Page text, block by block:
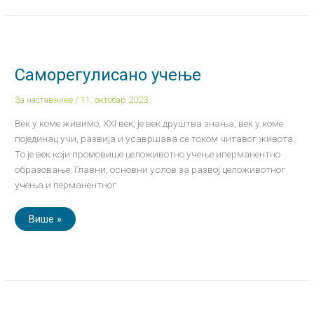
Саморегулисано учење
За наставнике /11. октобар 2023.
Век у коме живимо, XXI век, је век друштва знања, век у коме
појединац учи, развија и усавршава се током читавог живота.
То је век који промовише целоживотно учење иперманентно
образовање. Главни, основни услов за развој целоживотног
учења и перманентног
Више »